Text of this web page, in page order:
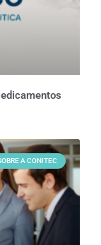
A CONITEC